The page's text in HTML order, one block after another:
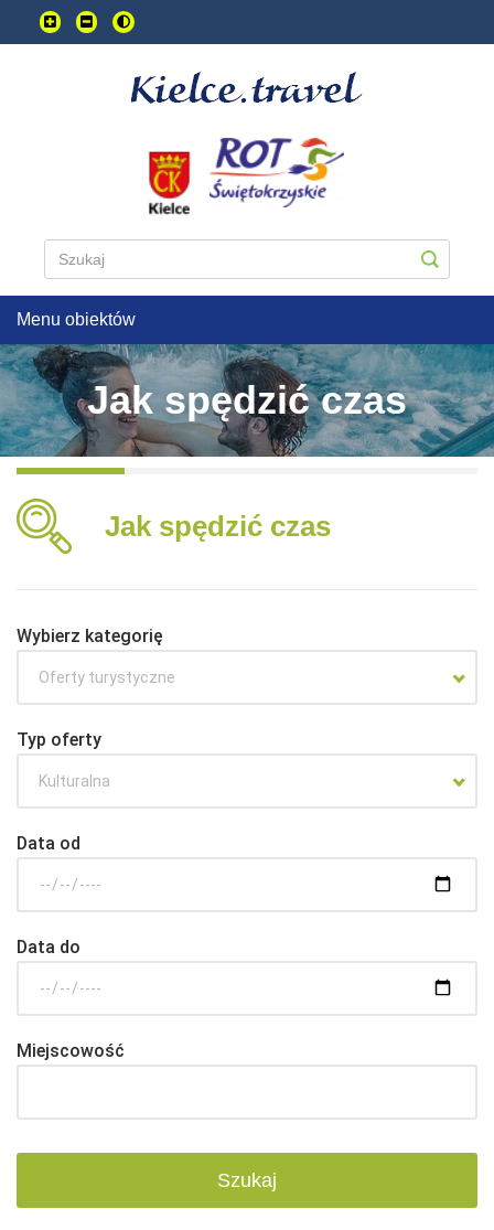
Przejdź
do
Menu obiektów
Jak spędzić czas
Jak spędzić czas
Wybierz kategorię
Oferty turystyczne
Typ oferty
Kulturalna
Data od
Data do
Miejscowość